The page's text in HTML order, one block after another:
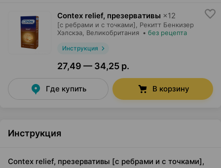
Contex relief, презервативы ×12
[с ребрами и с точками],
Рекитт Бенкизер
Хэлскэа , Великобритания • без рецепта
Инструкция
27,49 — 34,25 р.
Где купить В корзину
Инструкция
Contex relief, презервативы [с ребрами и с точками],